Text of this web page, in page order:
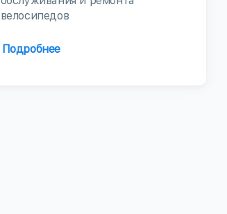
велосипедов
Подробнее